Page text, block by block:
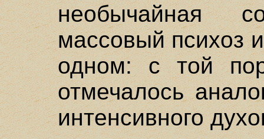
необычайная
массовый психоз
одном: с той
отмечалось
интенсивного